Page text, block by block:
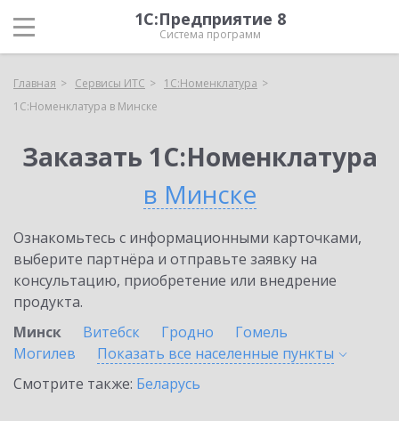
1С:Предприятие 8
Система программ
Главная Сервисы ИТС
1С:Номенклатура
1С:Номенклатура в Минске
Заказать 1С:Номенклатура
в Минске
Ознакомьтесь с информационными карточками,
выберите партнёра и отправьте заявку на
консультацию, приобретение или внедрение
продукта.
Минск
Витебск Гродно
Гомель
Могилев
Показать все населенные пункты
Смотрите также: Беларусь